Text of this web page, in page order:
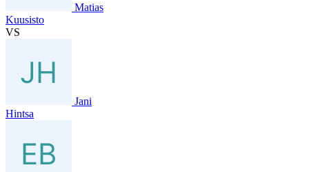
Matias
Kuusisto
VS
Jani
Hintsa